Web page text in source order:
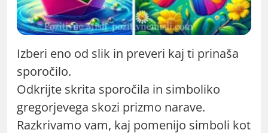
Izberi eno od slik in preveri kaj ti prinaša
sporočilo.
Odkrijte skrita sporočila in simboliko
gregorjevega skozi prizmo narave.
Razkrivamo vam, kaj pomenijo simboli kot